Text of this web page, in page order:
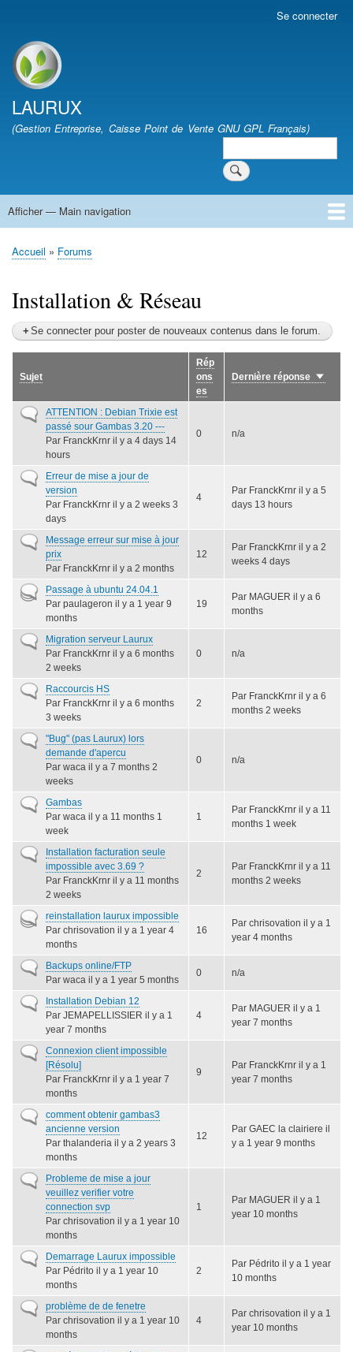
account
menu
Se connecter
Site branding
LAURUX
(Gestion Entreprise, Caisse Point de Vente GNU GPL Français)
Search
Main
Afficher — Main navigation
Accueil
Quoi de Neuf
Téléchargement
FAQ
Documentation
Développement
Forum
Vie Associative
Fil
Accueil Forums
Installation & Réseau
Se connecter pour poster de nouveaux contenus dans le forum.
Sujet
Rép
ons
es
Dernière réponse Trier
ordre
Sujet
normal
ATTENTION : Debian Trixie est
passé sour Gambas 3.20 ---
Par FranckKrnr il y a 4 days 14
hours
0 n/a
Sujet
normal
Erreur de mise a jour de
version
Par FranckKrnr il y a 2 weeks 3
days
4
Par FranckKrnr il y a 5
days 13 hours
Sujet
normal
Message erreur sur mise à jour
prix
Par FranckKrnr il y a 2 months
12
Par FranckKrnr il y a 2
weeks 4 days
Sujet
actif
Passage à ubuntu 24.04.1
Par paulageron il y a 1 year 9
months
19
Par MAGUER il y a 6
months
Sujet
normal
Migration serveur Laurux
Par FranckKrnr il y a 6 months
2 weeks
0 n/a
Sujet
normal
Raccourcis HS
Par FranckKrnr il y a 6 months
3 weeks
2
Par FranckKrnr il y a 6
months 2 weeks
Sujet
normal
"Bug" (pas Laurux) lors
demande d'apercu
Par waca il y a 7 months 2
weeks
0 n/a
Sujet
normal
Gambas
Par waca il y a 11 months 1
week
1
Par FranckKrnr il y a 11
months 1 week
Sujet
normal
Installation facturation seule
impossible avec 3.69 ?
Par FranckKrnr il y a 11 months
2 weeks
2
Par FranckKrnr il y a 11
months 2 weeks
Sujet
actif
reinstallation laurux impossible
Par chrisovation il y a 1 year 4
months
16
Par chrisovation il y a 1
year 4 months
Sujet
normal
Backups online/FTP
Par waca il y a 1 year 5 months
0 n/a
Sujet
normal
Installation Debian 12
Par JEMAPELLISSIER il y a 1
year 7 months
4
Par MAGUER il y a 1
year 7 months
Sujet
normal
Connexion client impossible
[Résolu]
Par FranckKrnr il y a 1 year 7
months
9
Par FranckKrnr il y a 1
year 7 months
Sujet
normal
comment obtenir gambas3
ancienne version
Par thalanderia il y a 2 years 3
months
12
Par GAEC la clairiere il
y a 1 year 9 months
Sujet
normal
Probleme de mise a jour
veuillez verifier votre
connection svp
Par chrisovation il y a 1 year 10
months
1
Par MAGUER il y a 1
year 10 months
Sujet
normal
Demarrage Laurux impossible
Par Pédrito il y a 1 year 10
months
2
Par Pédrito il y a 1 year
10 months
Sujet
normal
problème de de fenetre
Par chrisovation il y a 1 year 10
months
4
Par chrisovation il y a 1
year 10 months